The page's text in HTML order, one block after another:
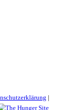
|